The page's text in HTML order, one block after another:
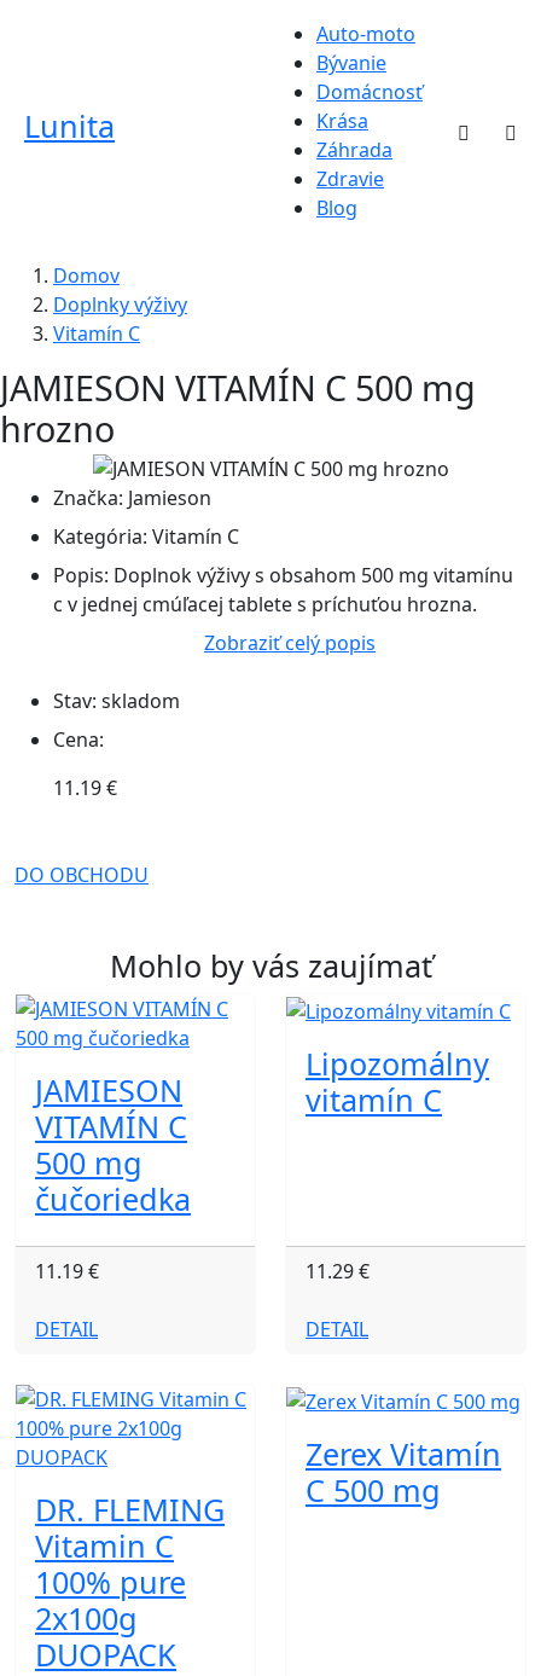
Lunita
Auto-moto
Bývanie
Domácnosť
Krása
Záhrada
Zdravie
Blog
Domov
Doplnky výživy
Vitamín C
JAMIESON VITAMÍN C 500 mg
hrozno
Značka: Jamieson
Kategória: Vitamín C
Popis: Doplnok výživy s obsahom 500 mg vitamínu
c v jednej cmúľacej tablete s príchuťou hrozna.
Zobraziť celý popis
Stav: skladom
Cena:
11.19 €
DO OBCHODU
Mohlo by vás zaujímať
JAMIESON
VITAMÍN C
500 mg
čučoriedka
11.19 €
DETAIL
Lipozomálny
vitamín C
11.29 €
DETAIL
DR. FLEMING
Vitamin C
100% pure
2x100g
DUOPACK
Zerex Vitamín
C 500 mg